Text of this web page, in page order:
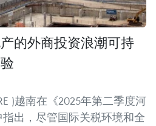
的外商投资浪潮可持
)越南在《2025年第二季度河
出，尽管国际关税环境和全